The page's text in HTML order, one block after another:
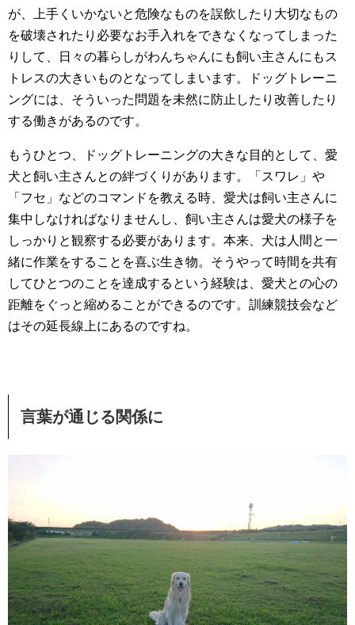
が、上手くいかないと危険なものを誤飲したり大切なもの
を破壊されたり必要なお手入れをできなくなってしまった
りして、日々の暮らしがわんちゃんにも飼い主さんにもス
トレスの大きいものとなってしまいます。ドッグトレーニ
ングには、そういった問題を未然に防止したり改善したり
する働きがあるのです。
もうひとつ、ドッグトレーニングの大きな目的として、愛
犬と飼い主さんとの絆づくりがあります。「スワレ」や
「フセ」などのコマンドを教える時、愛犬は飼い主さんに
集中しなければなりませんし、飼い主さんは愛犬の様子を
しっかりと観察する必要があります。本来、犬は人間と一
緒に作業をすることを喜ぶ生き物。そうやって時間を共有
してひとつのことを達成するという経験は、愛犬との心の
距離をぐっと縮めることができるのです。訓練競技会など
はその延長線上にあるのですね。
言葉が通じる関係に